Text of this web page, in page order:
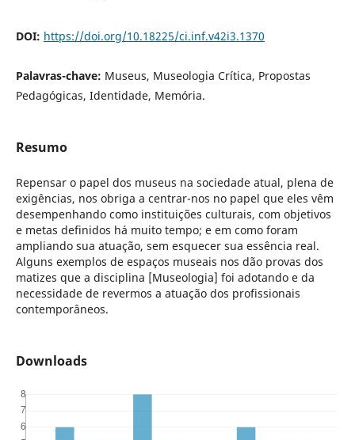
DOI: https://doi.org/10.18225/ci.inf.v42i3.1370
Palavras-chave: Museus, Museologia Crítica, Propostas
Pedagógicas, Identidade, Memória.
Resumo
Repensar o papel dos museus na sociedade atual, plena de
exigências, nos obriga a centrar-nos no papel que eles vêm
desempenhando como instituições culturais, com objetivos
e metas definidos há muito tempo; e em como foram
ampliando sua atuação, sem esquecer sua essência real.
Alguns exemplos de espaços museais nos dão provas dos
matizes que a disciplina [Museologia] foi adotando e da
necessidade de revermos a atuação dos profissionais
contemporâneos.
Downloads